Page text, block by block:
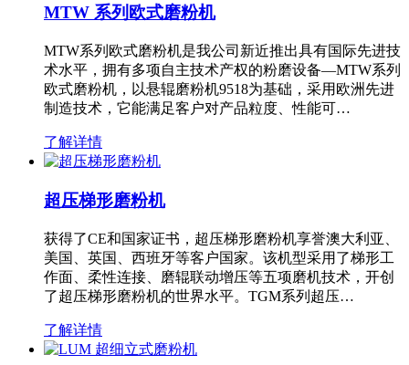
MTW 系列欧式磨粉机
MTW系列欧式磨粉机是我公司新近推出具有国际先进技
术水平，拥有多项自主技术产权的粉磨设备—MTW系列
欧式磨粉机，以悬辊磨粉机9518为基础，采用欧洲先进
制造技术，它能满足客户对产品粒度、性能可…
了解详情
超压梯形磨粉机
获得了CE和国家证书，超压梯形磨粉机享誉澳大利亚、
美国、英国、西班牙等客户国家。该机型采用了梯形工
作面、柔性连接、磨辊联动增压等五项磨机技术，开创
了超压梯形磨粉机的世界水平。TGM系列超压…
了解详情